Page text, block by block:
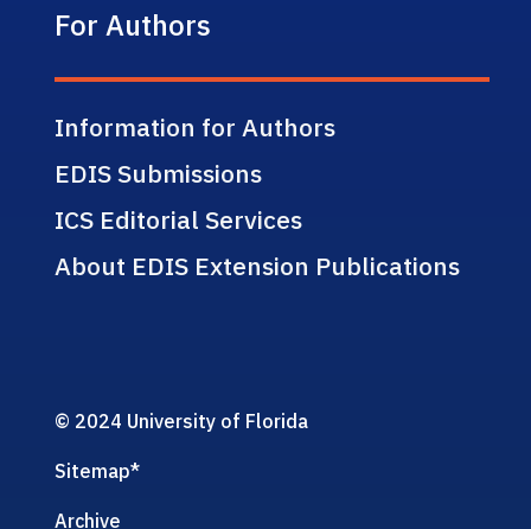
For Authors
Information for Authors
EDIS Submissions
ICS Editorial Services
About EDIS Extension Publications
© 2024 University of Florida
Sitemap*
Archive